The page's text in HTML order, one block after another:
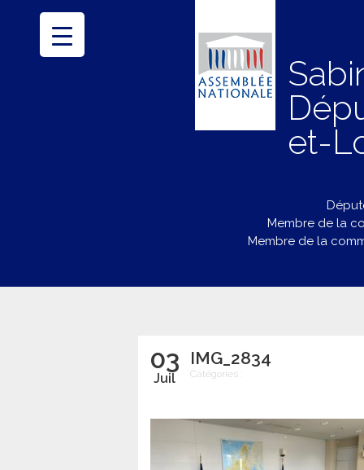
et-
Membre de la
Membre de la
03
Juil
IMG_2834
Catégories :